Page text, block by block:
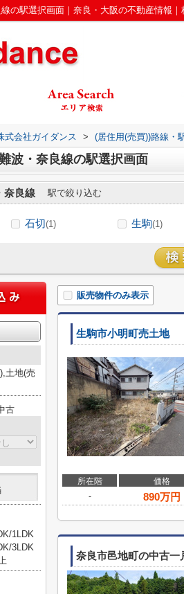
の駅選択画面｜奈良・大阪の不動産情報
式会社ガイダンス > (居住用(売買))路線・
波・奈良線の駅選択画面
奈良線 駅で絞り込む
石切(1) 生駒(1)
販売物件のみ表示
生駒市小明町売土地
所在階
価格
-
890万円
奈良市邑地町の中古一
土地(売
古
1LDK
3LDK